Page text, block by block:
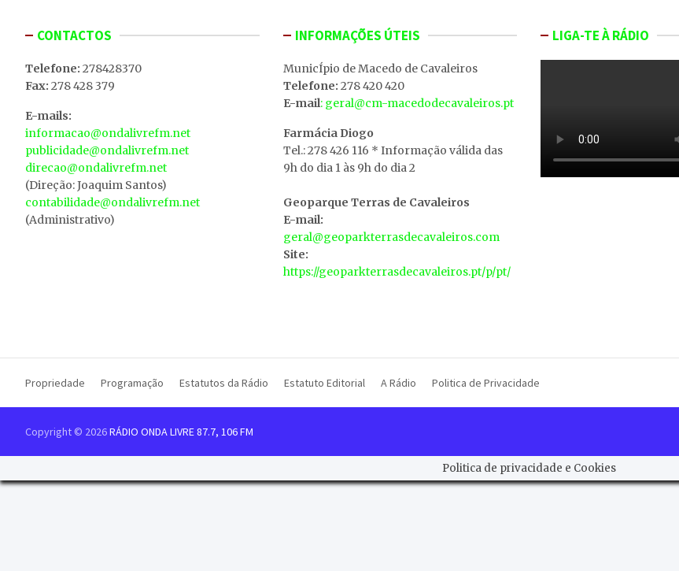
CONTACTOS
Telefone: 278428370
Fax: 278 428 379
E-mails:
informacao@ondalivrefm.net
publicidade@ondalivrefm.net
direcao@ondalivrefm.net
(Direção: Joaquim Santos)
contabilidade@ondalivrefm.net
(Administrativo)
INFORMAÇÕES ÚTEIS
MunicÍpio de Macedo de Cavaleiros
Telefone: 278 420 420
E-mail: geral@cm-macedodecavaleiros.pt
Farmácia Diogo
Tel.: 278 426 116 * Informação válida das
9h do dia 1 às 9h do dia 2
Geoparque Terras de Cavaleiros
E-mail:
geral@geoparkterrasdecavaleiros.com
Site:
https://geoparkterrasdecavaleiros.pt/p/pt/
LIGA-TE À RÁDIO
Propriedade Programação Estatutos da Rádio Estatuto Editorial A Rádio Politica de Privacidade
Copyright © 2026RÁDIO ONDA LIVRE 87.7, 106 FM
Politica de privacidade e Cookies